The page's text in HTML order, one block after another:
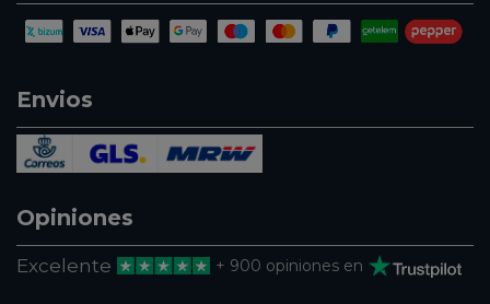
Envios
Opiniones
Excelente + 900 opiniones en